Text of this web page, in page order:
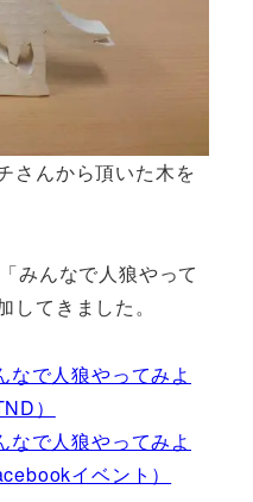
さんから頂いた木を
みんなで人狼やって
てきました。
なで人狼やってみよ
）
なで人狼やってみよ
イベント）